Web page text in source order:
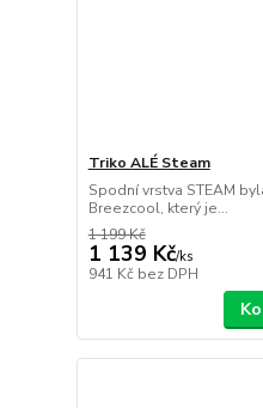
Triko ALÉ Steam
Spodní vrstva STEAM
Breezcool, který je...
1 199 Kč
1 139 Kč/ks
941 Kč bez DPH